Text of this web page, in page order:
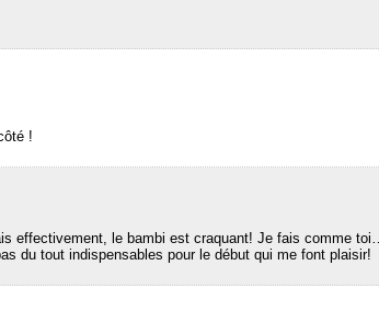
!
effectivement, le bambi est craquant! Je fais comme toi…
du tout indispensables pour le début qui me font plaisir!